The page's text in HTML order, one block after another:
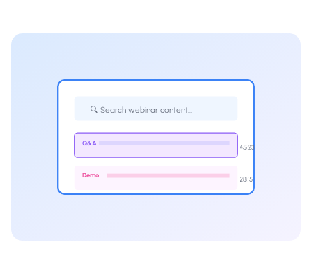
🔍 Search webinar content...
Q&A
45:23
Demo
28:15